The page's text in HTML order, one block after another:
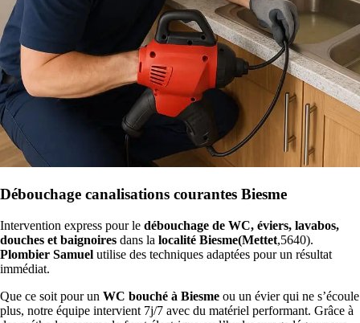
Débouchage canalisations courantes Biesme
Intervention express pour le débouchage de WC, éviers, lavabos,
douches et baignoires dans la localité Biesme(Mettet,5640).
Plombier Samuel utilise des techniques adaptées pour un résultat
immédiat.
Que ce soit pour un WC bouché à Biesme ou un évier qui ne s’écoule
plus, notre équipe intervient 7j/7 avec du matériel performant. Grâce à